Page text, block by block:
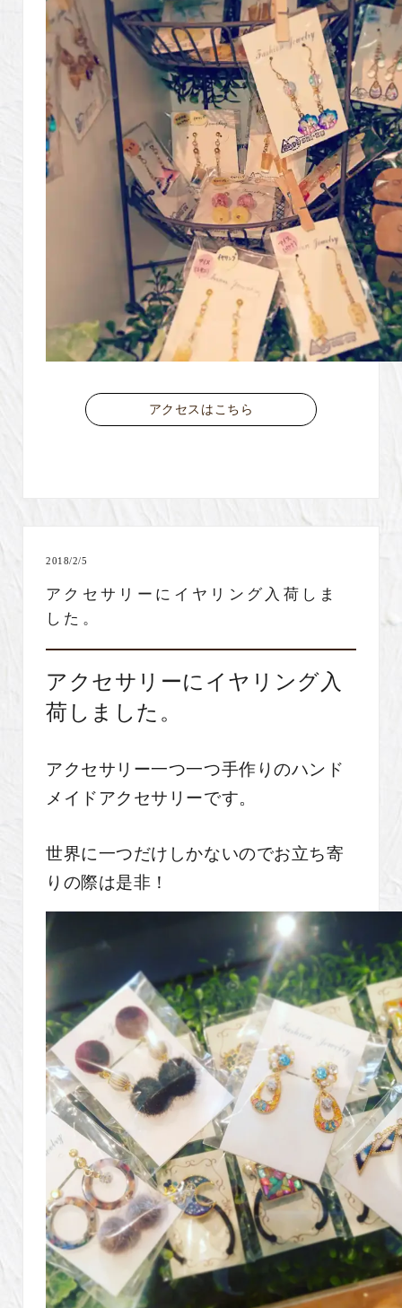
アクセスはこちら
2018/2/5
アクセサリーにイヤリング入荷しま
した。
アクセサリーにイヤリング入
荷しました。
アクセサリー一つ一つ手作りのハンド
メイドアクセサリーです。
世界に一つだけしかないのでお立ち寄
りの際は是非！